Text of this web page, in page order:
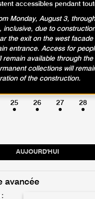
AUJOURD'HUI
4 5 6 7
11 12 13 14
18 19 20 21
25 26 27 28
avancée
:
accessibles pendant
Monday, August 3,
inclusive, due to
the exit on the west
entrance. Access for
remain available through
collections will
of the construction.